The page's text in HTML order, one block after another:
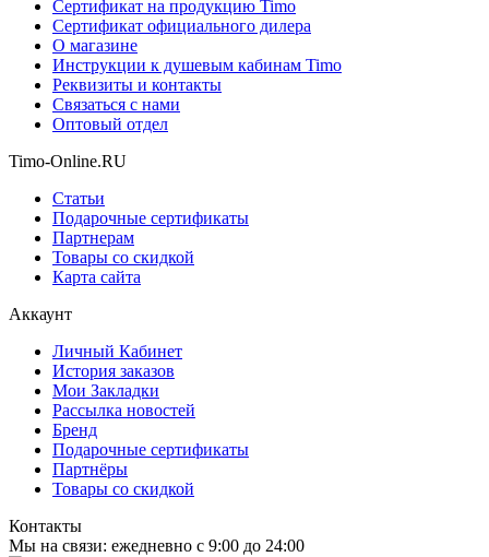
Сертификат на продукцию Timo
Сертификат официального дилера
О магазине
Инструкции к душевым кабинам Timo
Реквизиты и контакты
Связаться с нами
Оптовый отдел
Timo-Online.RU
Статьи
Подарочные сертификаты
Партнерам
Товары со скидкой
Карта сайта
Аккаунт
Личный Кабинет
История заказов
Мои Закладки
Рассылка новостей
Бренд
Подарочные сертификаты
Партнёры
Товары со скидкой
Контакты
Мы на связи: ежедневно с 9:00 до 24:00